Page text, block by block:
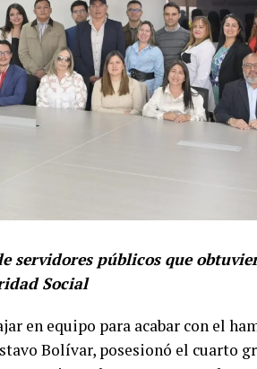
servidores públicos que
Social
en equipo para acabar con el
Bolívar, posesionó el cuarto